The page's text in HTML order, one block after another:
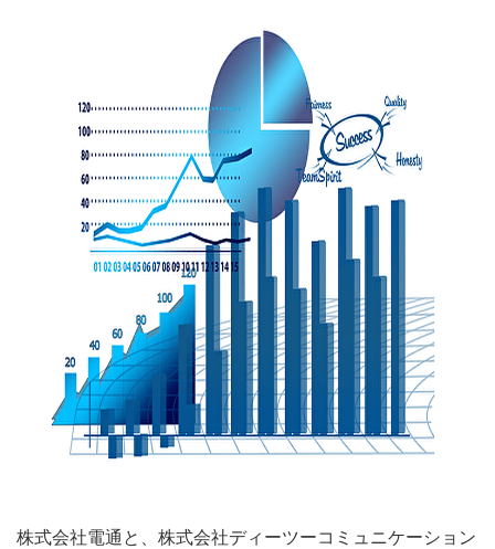
株式会社電通と、株式会社ディーツーコミュニケーション